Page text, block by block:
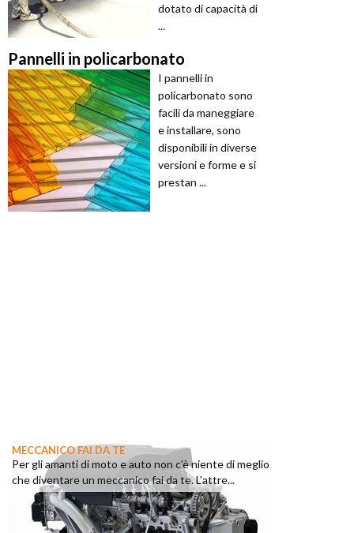
dotato di capacità di
...
Pannelli in policarbonato
I pannelli in
policarbonato sono
facili da maneggiare
e installare, sono
disponibili in diverse
versioni e forme e si
prestan ...
MECCANICO FAI DA TE
Per gli amanti di moto e auto non c’è niente di meglio
che diventare un meccanico fai da te. L’attre...